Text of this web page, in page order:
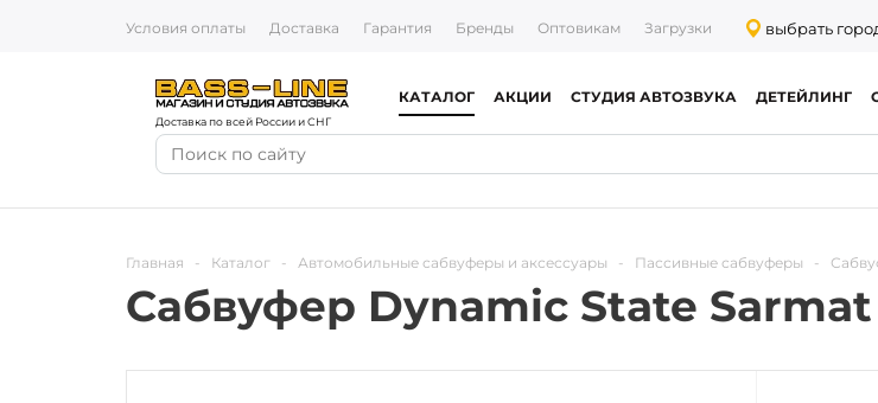
Условия оплаты Доставка Гарантия Бренды Оптовикам Загрузки выбрать
Доставка по всей России и СНГ
КАТАЛОГ АКЦИИ СТУДИЯ АВТОЗВУКА ДЕТЕЙЛИНГ
Главная - Каталог - Автомобильные сабвуферы и аксессуары - Пассивные сабвуферы -
Сабвуфер Dynamic State Sarmat